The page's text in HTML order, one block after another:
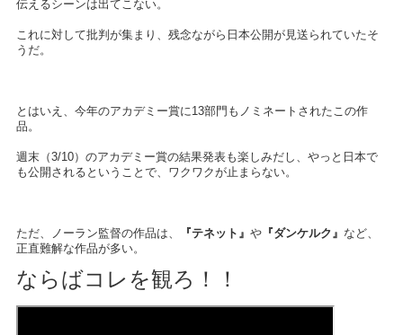
伝えるシーンは出てこない。
これに対して批判が集まり、残念ながら日本公開が見送られていたそ
うだ。
とはいえ、今年のアカデミー賞に13部門もノミネートされたこの作
品。
週末（3/10）のアカデミー賞の結果発表も楽しみだし、やっと日本で
も公開されるということで、ワクワクが止まらない。
ただ、ノーラン監督の作品は、 『テネット』 や『ダンケルク』 など、
正直難解な作品が多い。
ならばコレを観ろ！！